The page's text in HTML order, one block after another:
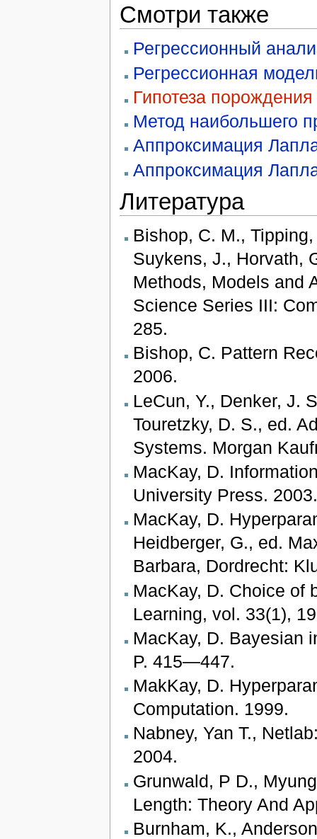
Смотри также
Регрессионный
Регрессионная
Гипотеза
Метод наибольшего
Аппроксимация
Аппроксимация
Литература
Bishop, C. M.,
Suykens, J., Horvath,
Methods, Models and
Science Series III:
285.
Bishop, C. Pattern
2006.
LeCun, Y., Denker, J.
Touretzky, D. S., ed.
Systems. Morgan
MacKay, D.
University Press. 2003.
MacKay, D.
Heidberger, G., ed.
Barbara, Dordrecht:
MacKay, D. Choice of
Learning, vol. 33(1),
MacKay, D. Bayesian
P. 415—447.
MakKay, D.
Computation. 1999.
Nabney, Yan T.,
2004.
Grunwald, P D.,
Length: Theory And
Burnham, K.,